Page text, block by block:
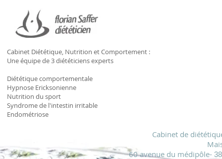
Cabinet Diététique, Nutrition et Comportement :
Une équipe de 3 diététiciens experts
Diététique comportementale
Hypnose Ericksonienne
Nutrition du sport
Syndrome de l'intestin irritable
Endométriose
Cabinet de
60 avenue du médipôle-